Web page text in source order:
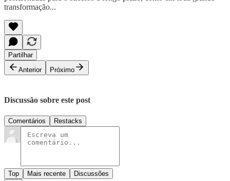
transformação...
Partilhar
Anterior
Próximo
Discussão sobre este post
Comentários Restacks
Top Mais recente Discussões